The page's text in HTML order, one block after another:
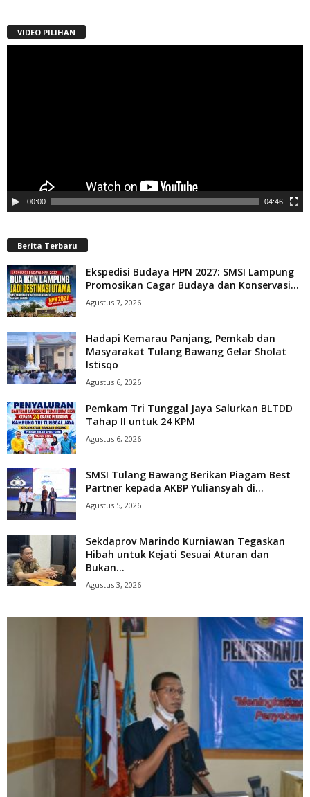
VIDEO PILIHAN
00:00 04:46
Berita Terbaru
Ekspedisi Budaya HPN 2027: SMSI Lampung
Promosikan Cagar Budaya dan Konservasi...
Agustus 7, 2026
Hadapi Kemarau Panjang, Pemkab dan
Masyarakat Tulang Bawang Gelar Sholat
Istisqo
Agustus 6, 2026
Pemkam Tri Tunggal Jaya Salurkan BLTDD
Tahap II untuk 24 KPM
Agustus 6, 2026
SMSI Tulang Bawang Berikan Piagam Best
Partner kepada AKBP Yuliansyah di...
Agustus 5, 2026
Sekdaprov Marindo Kurniawan Tegaskan
Hibah untuk Kejati Sesuai Aturan dan
Bukan...
Agustus 3, 2026